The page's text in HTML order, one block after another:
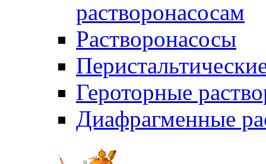
растворонасосам
Растворонасосы
Героторные
Диафрагменные